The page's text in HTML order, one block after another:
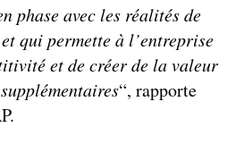
phase avec les réalités de
qui permette à l’entreprise
et de créer de la valeur
“, rapporte